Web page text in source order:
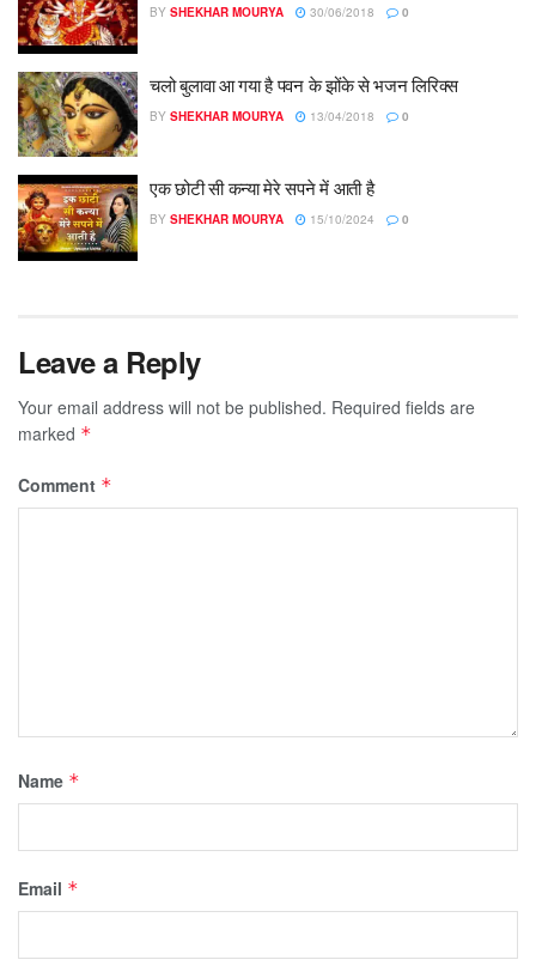
BY SHEKHAR MOURYA 30/06/2018 0
चलो बुलावा आ गया है पवन के झोंके से भजन लिरिक्स
BY SHEKHAR MOURYA 13/04/2018 0
एक छोटी सी कन्या मेरे सपने में आती है
BY SHEKHAR MOURYA 15/10/2024 0
Leave a Reply
Your email address will not be published. Required fields are
marked *
Comment *
Name *
Email *